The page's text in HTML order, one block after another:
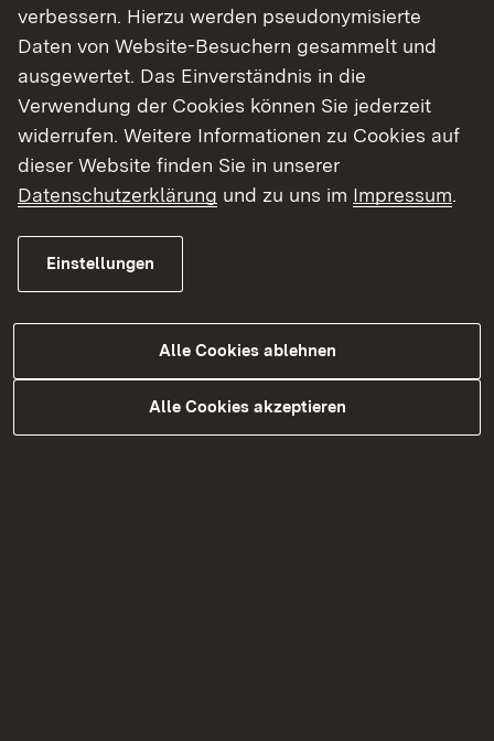
wieder für den Verkehr freigegeben werden kann.
In dem gesamten Abschnitt wurden auf einer
Länge von rund 6,3 Kilometern und einer Fläche
von circa 46.300 Quadratmetern die
Asphaltdeck- und die Asphaltbinderschicht
sowie teilweise auch die Asphalttragschicht
Die Kosten der Maßnahme belaufen sich auf rund
verbessern. Hierzu werden pseudonymisierte
Daten von Website-Besuchern gesammelt und
ausgewertet. Das Einverständnis in die
Verwendung der Cookies können Sie jederzeit
widerrufen. Weitere Informationen zu Cookies auf
dieser Website finden Sie in unserer
Datenschutzerklärung und zu uns im Impressum.
Einstellungen
Alle Cookies ablehnen
Alle Cookies akzeptieren